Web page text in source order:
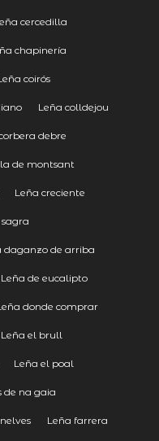
cercedilla
chapinería
coirós
Leña colldejou
debre
de montsant
Leña creciente
daganzo de arriba
Leña de eucalipto
donde comprar
Leña el brull
Leña el poal
de na gaia
Leña farrera